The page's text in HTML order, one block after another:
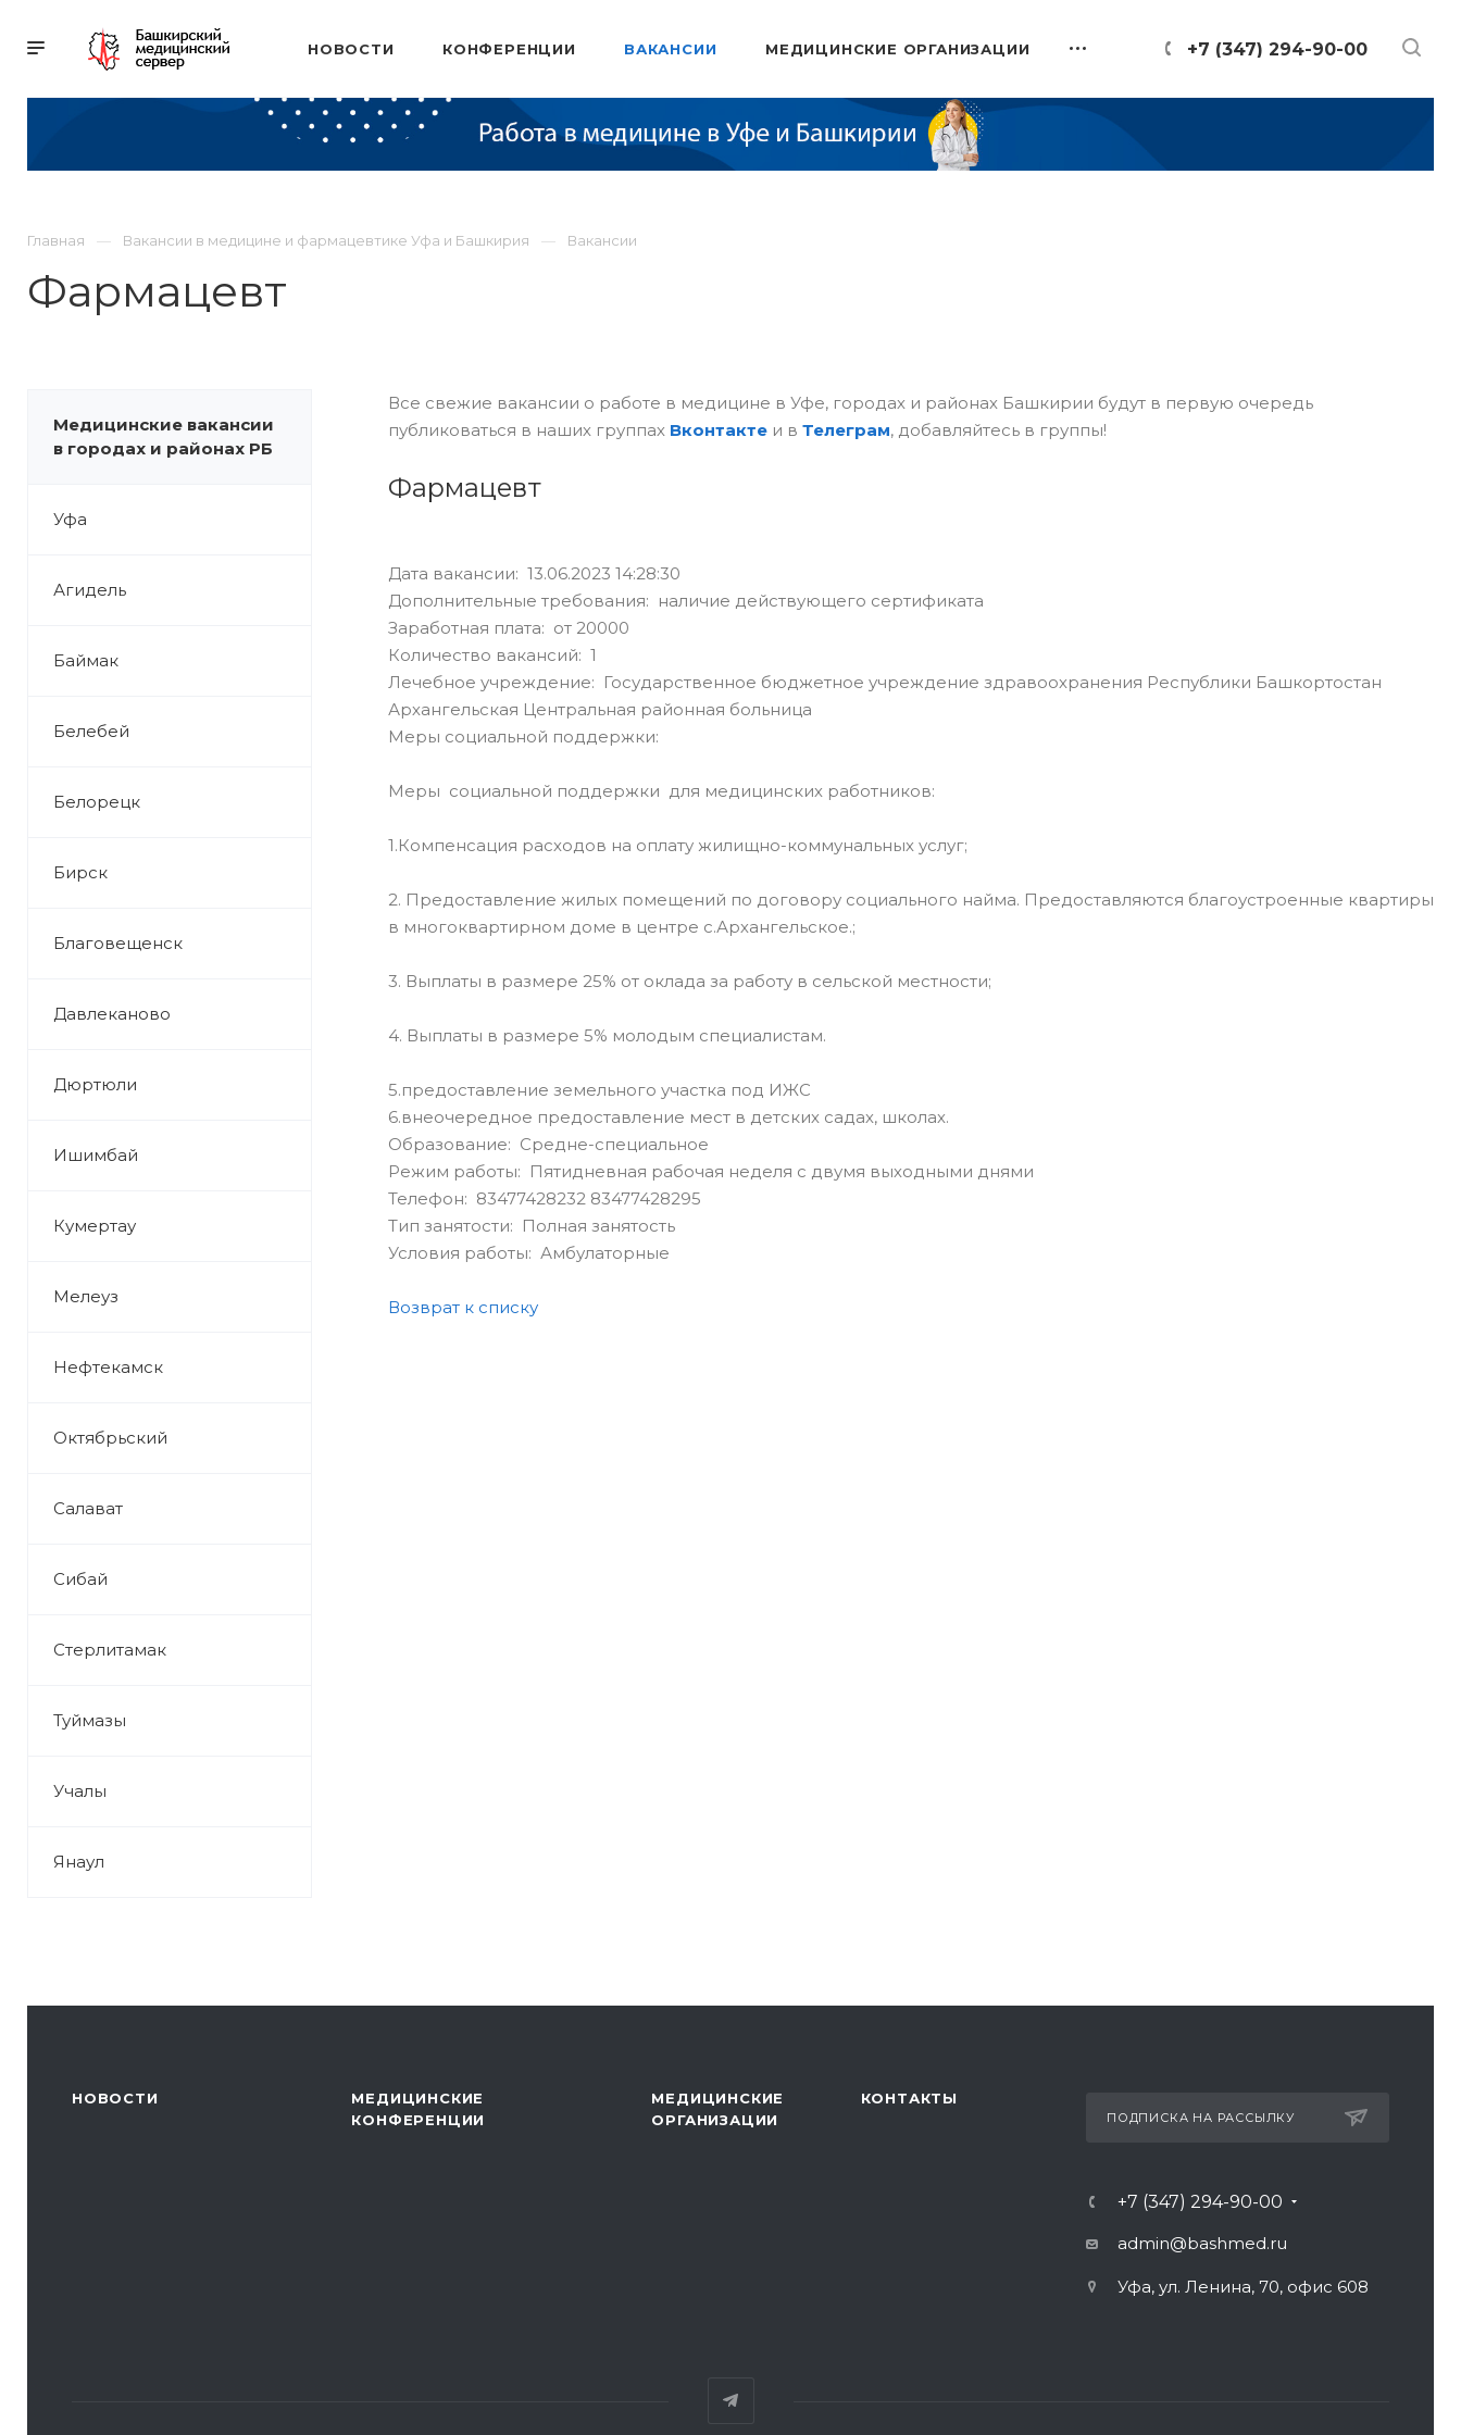
+7 (347) 294-90-00
НОВОСТИ КОНФЕРЕНЦИИ ВАКАНСИИ МЕДИЦИНСКИЕ ОРГАНИЗАЦИИ
Главная Вакансии в медицине и фармацевтике Уфа и Башкирия Вакансии
Фармацевт
Медицинские вакансии
в городах и районах РБ
Уфа
Агидель
Баймак
Белебей
Белорецк
Бирск
Благовещенск
Давлеканово
Дюртюли
Ишимбай
Кумертау
Мелеуз
Нефтекамск
Октябрьский
Салават
Сибай
Стерлитамак
Туймазы
Учалы
Янаул
Все свежие вакансии о работе в медицине в Уфе, городах и районах Башкирии будут в первую очередь
публиковаться в наших группах Вконтактеи в Телеграм, добавляйтесь в группы!
Фармацевт
Дата вакансии: 13.06.2023 14:28:30
Дополнительные требования: наличие действующего сертификата
Заработная плата: от 20000
Количество вакансий: 1
Лечебное учреждение: Государственное бюджетное учреждение здравоохранения Республики Башкортостан
Архангельская Центральная районная больница
Меры социальной поддержки:
Меры социальной поддержки для медицинских работников:
1.Компенсация расходов на оплату жилищно-коммунальных услуг;
2. Предоставление жилых помещений по договору социального найма. Предоставляются благоустроенные квартиры
в многоквартирном доме в центре с.Архангельское.;
3. Выплаты в размере 25% от оклада за работу в сельской местности;
4. Выплаты в размере 5% молодым специалистам.
5.предоставление земельного участка под ИЖС
6.внеочередное предоставление мест в детских садах, школах.
Образование: Средне-специальное
Режим работы: Пятидневная рабочая неделя с двумя выходными днями
Телефон: 83477428232 83477428295
Тип занятости: Полная занятость
Условия работы: Амбулаторные
Возврат к списку
НОВОСТИ
МЕДИЦИНСКИЕ
КОНФЕРЕНЦИИ
МЕДИЦИНСКИЕ
ОРГАНИЗАЦИИ
КОНТАКТЫ
ПОДПИСКА НА РАССЫЛКУ
+7 (347) 294-90-00
admin@bashmed.ru
Уфа, ул. Ленина, 70, офис 608